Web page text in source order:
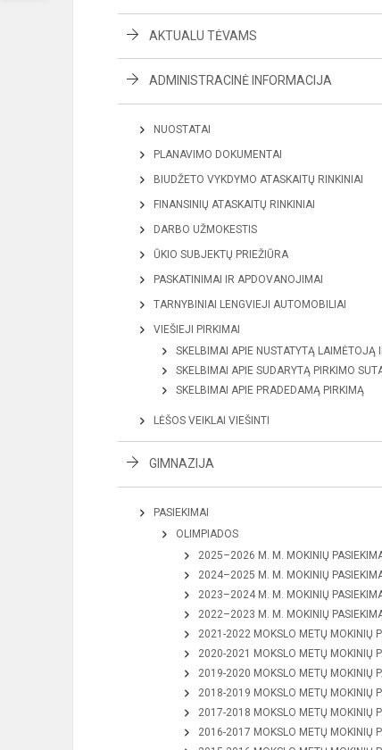
AKTUALU TĖVAMS
ADMINISTRACINĖ INFORMACIJA
NUOSTATAI
PLANAVIMO DOKUMENTAI
BIUDŽETO VYKDYMO ATASKAITŲ RINKINIAI
FINANSINIŲ ATASKAITŲ RINKINIAI
DARBO UŽMOKESTIS
ŪKIO SUBJEKTŲ PRIEŽIŪRA
PASKATINIMAI IR APDOVANOJIMAI
TARNYBINIAI LENGVIEJI AUTOMOBILIAI
VIEŠIEJI PIRKIMAI
SKELBIMAI APIE NUSTATYTĄ LAIMĖTOJĄ
SKELBIMAI APIE SUDARYTĄ PIRKIMO
SKELBIMAI APIE PRADEDAMĄ PIRKIMĄ
LĖŠOS VEIKLAI VIEŠINTI
GIMNAZIJA
PASIEKIMAI
OLIMPIADOS
2025–2026 M. M. MOKINIŲ
2024–2025 M. M. MOKINIŲ
2023–2024 M. M. MOKINIŲ
2022–2023 M. M. MOKINIŲ
2021-2022 MOKSLO METŲ MOKINIŲ
2020-2021 MOKSLO METŲ MOKINIŲ
2019-2020 MOKSLO METŲ MOKINIŲ
2018-2019 MOKSLO METŲ MOKINIŲ
2017-2018 MOKSLO METŲ MOKINIŲ
2016-2017 MOKSLO METŲ MOKINIŲ